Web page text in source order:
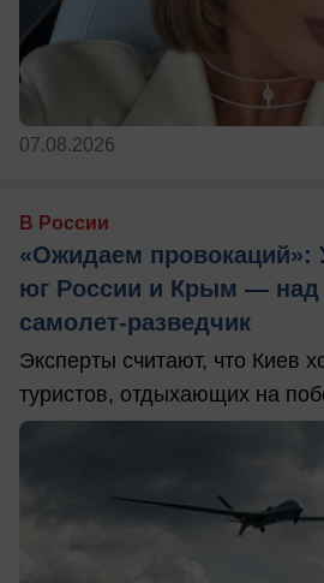
07.08.2026
В России
«Ожидаем провокаций»:
юг России и Крым — над
самолет-разведчик
Эксперты считают, что Киев
туристов, отдыхающих на